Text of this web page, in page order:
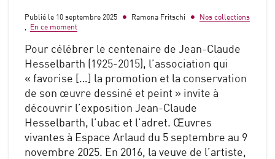
Publié le 10 septembre 2025 Ramona Fritschi
Nos collections
, En ce moment
Pour célébrer le centenaire de Jean-Claude
Hesselbarth (1925-2015), l’association qui
« favorise […] la promotion et la conservation
de son œuvre dessiné et peint » invite à
découvrir l’exposition Jean-Claude
Hesselbarth, l’ubac et l’adret. Œuvres
vivantes à Espace Arlaud du 5 septembre au 9
novembre 2025. En 2016, la veuve de l’artiste,